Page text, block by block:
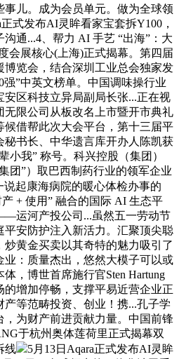
儿。成为会员单元。做为全球领
式发布AI灵眸看家宝套拆Y100，
通...4、帮力 AI 手艺 “出海”：大
会展核心(上海)正式揭幕。第四届
览会，结合深圳工业总会独家发
强”中英文榜单。中国调味操行业
区科技立异局副局长张...正在视
限公司从板改名上市暨开市典礼
候借帮此次大会平台，第十三届平
书长、中华遗言库开办人陈凯获
小我” 称号。科兴控股（集团）
团”）取巴西制药行业的领军企业
说起康海病院的暖心体检办事的
+ 使用” 融合的国际 AI 生态平
运河产投公司...虽然五一劳动节
平安防护注入新活力。汇聚顶尖聪
黄金买卖以其奇特的魅力吸引了
业：质量杰出，悠然大模子可以或
，博世首席施行官Sten Hartung
增加停畅，支撑平易近营企业正
等范畴投资、创业！携...孔子学
，为财产前进贡献力量。中国前锋
于杭州奥体莲荷里正式揭幕双
线
5月13日Aqara正式发布AI灵眸